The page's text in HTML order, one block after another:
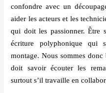
confondre avec un dé
aider les acteurs et les
qui doit les passionner.Être
écriture polyphonique
qui
montage. Nous sommes
doit savoir écouter les
surtout s’il travaille en